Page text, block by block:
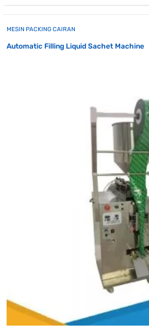
MESIN PACKING CAIRAN
Automatic Filling Liquid Sachet Machine